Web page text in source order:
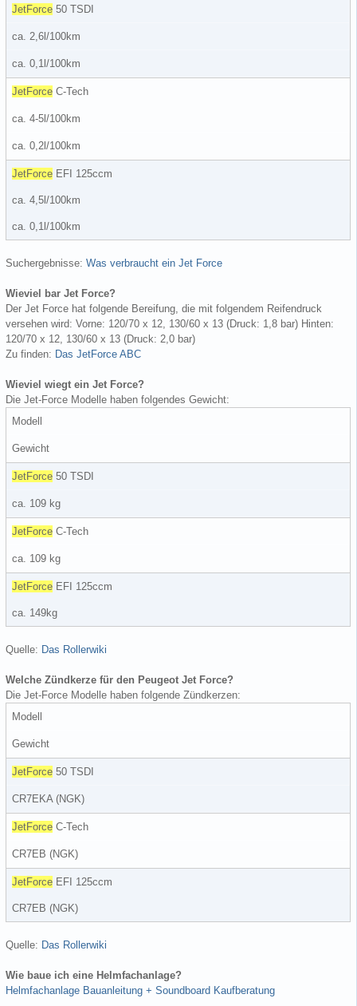
JetForce 50 TSDI
ca. 2,6l/100km
ca. 0,1l/100km
JetForce C-Tech
ca. 4-5l/100km
ca. 0,2l/100km
JetForce EFI 125ccm
ca. 4,5l/100km
ca. 0,1l/100km
Suchergebnisse: Was verbraucht ein Jet Force
Wieviel bar Jet Force?
Der Jet Force hat folgende Bereifung, die mit folgendem Reifendruck
versehen wird: Vorne: 120/70 x 12, 130/60 x 13 (Druck: 1,8 bar) Hinten:
120/70 x 12, 130/60 x 13 (Druck: 2,0 bar)
Zu finden: Das JetForce ABC
Wieviel wiegt ein Jet Force?
Die Jet-Force Modelle haben folgendes Gewicht:
Modell
Gewicht
JetForce 50 TSDI
ca. 109 kg
JetForce C-Tech
ca. 109 kg
JetForce EFI 125ccm
ca. 149kg
Quelle: Das Rollerwiki
Welche Zündkerze für den Peugeot Jet Force?
Die Jet-Force Modelle haben folgende Zündkerzen:
Modell
Gewicht
JetForce 50 TSDI
CR7EKA (NGK)
JetForce C-Tech
CR7EB (NGK)
JetForce EFI 125ccm
CR7EB (NGK)
Quelle: Das Rollerwiki
Wie baue ich eine Helmfachanlage?
Helmfachanlage Bauanleitung + Soundboard Kaufberatung